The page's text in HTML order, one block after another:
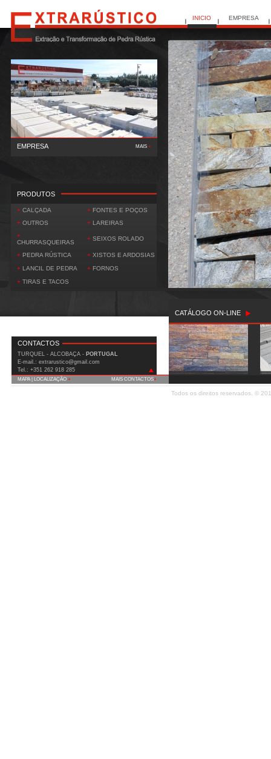
INICIO EMPRESA
EMPRESA MAIS +
PRODUTOS
+ CALÇADA + FONTES E POÇOS
+ OUTROS + LAREIRAS
+
CHURRASQUEIRAS
+ SEIXOS ROLADO
+ PEDRA RÚSTICA + XISTOS E ARDOSIAS
+ LANCIL DE PEDRA + FORNOS
+ TIRAS E TACOS
CONTACTOS
TURQUEL - ALCOBAÇA - PORTUGAL
E-mail.: extrarustico@gmail.com
Tel.: +351 262 918 285
IC2 (Est. Nac. 1) Km 90 Covão do Milho
MAPA | LOCALIZAÇÃO + MAIS CONTACTOS+
CATÁLOGO ON-LINE
Todos os direitos reservados. ©